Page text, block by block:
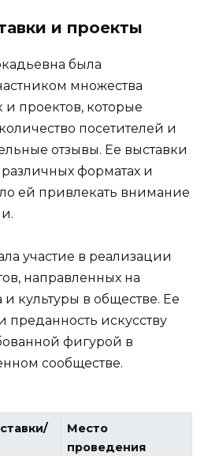
и проекты
была
множества
проектов, которые
посетителей и
отзывы. Ее выставки
форматах и
ей привлекать внимание
участие в реализации
направленных на
и культуры в обществе. Ее
преданность искусству
фигурой в
сообществе.
Место
проведения